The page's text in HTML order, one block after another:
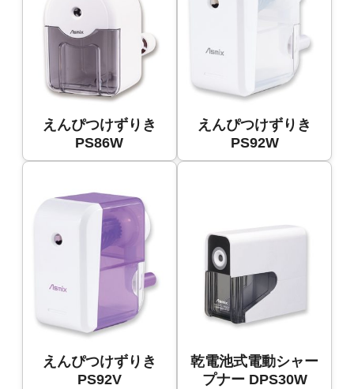
えんぴつけずりき
PS86W
えんぴつけずりき
PS92W
えんぴつけずりき
PS92V
乾電池式電動シャー
プナー DPS30W